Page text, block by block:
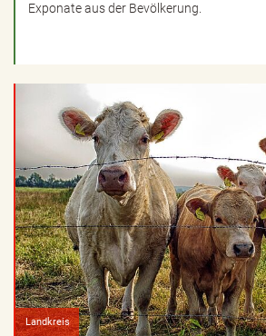
Exponate aus der Bevölkerung.
Landkreis